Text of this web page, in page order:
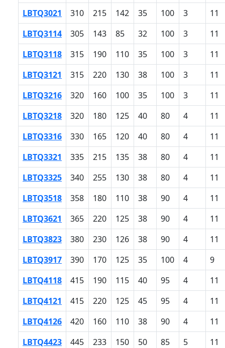
LBTQ3021
310 215 142 35 100 3
11
LBTQ3114
305 143 85 32 100 3
11
LBTQ3118
315 190 110 35 100 3
11
LBTQ3121
315 220 130 38 100 3
11
LBTQ3216
320 160 100 35 100 3
11
LBTQ3218
320 180 125 40 80 4
11
LBTQ3316
330 165 120 40 80 4
11
LBTQ3321
335 215 135 38 80 4
11
LBTQ3325
340 255 130 38 80 4
11
LBTQ3518
358 180 110 38 90 4
11
LBTQ3621
365 220 125 38 90 4
11
LBTQ3823
380 230 126 38 90 4
11
LBTQ3917
390 170 125 35 100 4
9
LBTQ4118
415 190 115 40 95 4
11
LBTQ4121
415 220 125 45 95 4
11
LBTQ4126
420 160 110 38 90 4
11
LBTQ4423
445 233 150 50 85 5
11